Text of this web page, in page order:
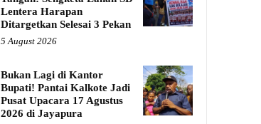
Lentera Harapan
Ditargetkan Selesai 3 Pekan
5 August 2026
Bukan Lagi di Kantor
Bupati! Pantai Kalkote Jadi
Pusat Upacara 17 Agustus
2026 di Jayapura